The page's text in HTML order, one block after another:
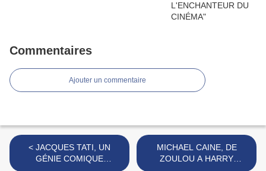
Commentaires
Ajouter un commentaire
< JACQUES TATI, UN
GÉNIE COMIQUE
MICHAEL CAINE, DE
ZOULOU A HARRY